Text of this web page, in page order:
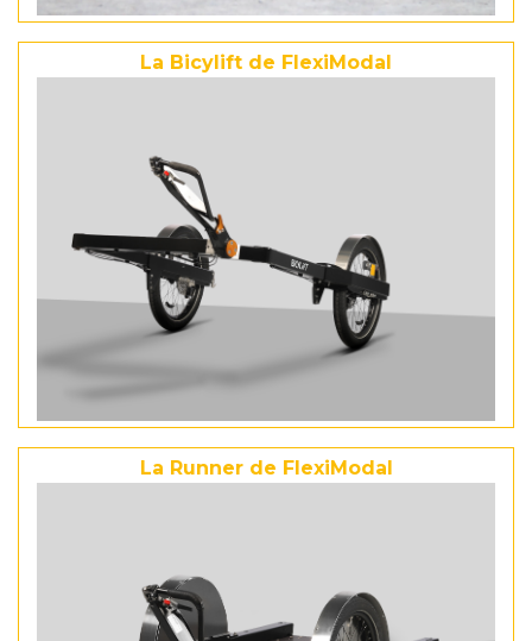
La Bicylift de FlexiModal
La Runner de FlexiModal